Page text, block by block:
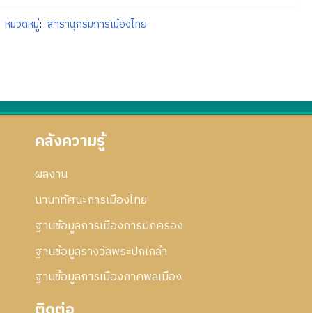
หมวดหมู่: สารานุกรมการเมืองไทย
คลังความรู้
ผลงาน
นานาทัศนะการเมืองไทย
ฐานข้อมูลการเมืองการปกครอง
ฐานข้อมูลรางวัลพระปกเกล้า
ฐานข้อมูลการเมืองภาคพลเมือง